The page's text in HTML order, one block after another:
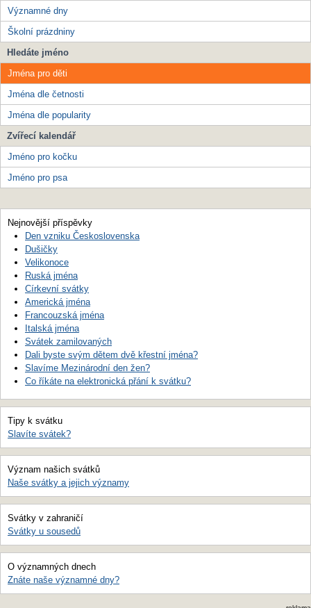
Významné dny
Školní prázdniny
Hledáte jméno
Jména pro děti
Jména dle četnosti
Jména dle popularity
Zvířecí kalendář
Jméno pro kočku
Jméno pro psa
Nejnovější příspěvky
Den vzniku Československa
Dušičky
Velikonoce
Ruská jména
Církevní svátky
Americká jména
Francouzská jména
Italská jména
Svátek zamilovaných
Dali byste svým dětem dvě křestní jména?
Slavíme Mezinárodní den žen?
Co říkáte na elektronická přání k svátku?
Tipy k svátku
Slavíte svátek?
Význam našich svátků
Naše svátky a jejich významy
Svátky v zahraničí
Svátky u sousedů
O významných dnech
Znáte naše významné dny?